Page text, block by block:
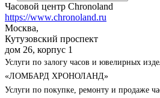
Часовой центр Chronoland
https://www.chronoland.ru
Москва,
Кутузовский проспект
дом 26, корпус 1
Услуги по залогу часов и ювелирных
«ЛОМБАРД ХРОНОЛАНД»
Услуги по покупке, ремонту и продаже